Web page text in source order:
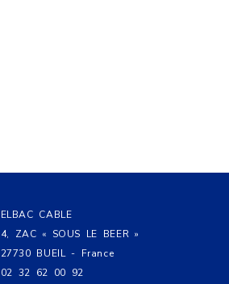
ELBAC CABLE
4, ZAC « SOUS LE BEER »
27730 BUEIL - France
02 32 62 00 92